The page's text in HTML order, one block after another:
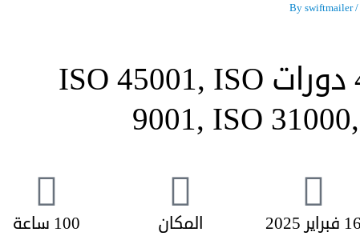
/
swiftmailer
عرض أهم 4 دورات ISO 45001, ISO
9001, ISO
16 فبراير 2025 المكان
100 ساعة